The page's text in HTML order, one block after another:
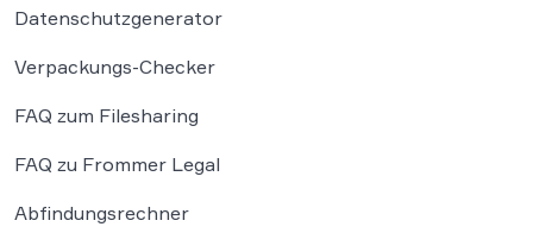
Datenschutzgenerator
Verpackungs-Checker
FAQ zum Filesharing
FAQ zu Frommer Legal
Abfindungsrechner